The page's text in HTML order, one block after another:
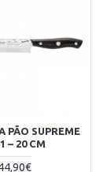
PÃO SUPREME
– 20 CM